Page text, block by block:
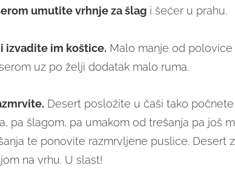
umutite vrhnje za šlagi šećer u prahu.
izvadite im koštice. Malo manje od polovice
uz po želji dodatak malo ruma.
Desert posložite u čaši tako počnete
pa šlagom, pa umakom od trešanja pa još
te ponovite razmrvljene puslice. Desert
na vrhu. U slast!